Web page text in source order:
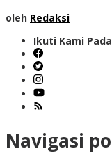
oleh Redaksi
Ikuti Kami Pada
Navigasi